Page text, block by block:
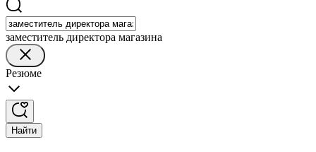
заместитель директора магазина
Резюме
Найти